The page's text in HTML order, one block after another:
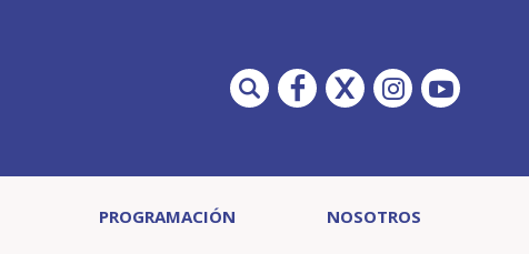
PROGRAMACIÓN NOSOTROS